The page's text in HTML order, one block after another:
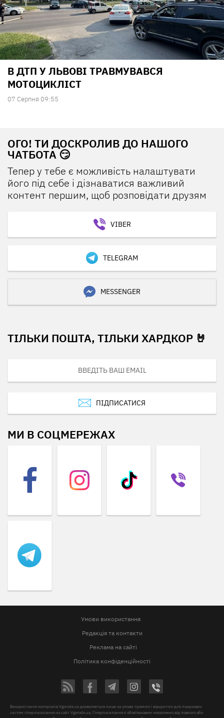
В ДТП У ЛЬВОВІ ТРАВМУВАВСЯ
МОТОЦИКЛІСТ
07 Серпня 09:55
ОГО! ТИ ДОСКРОЛИВ ДО НАШОГО
ЧАТБОТА 😏
Тепер у тебе є можливість налаштувати
його під себе і дізнаватися важливий
контент першим, щоб розповідати друзям
VIBER
TELEGRAM
MESSENGER
ТІЛЬКИ ПОШТА, ТІЛЬКИ ХАРДКОР 🤘
ПІДПИСАТИСЯ
МИ В СОЦМЕРЕЖАХ
Умови використання
Редакція та контакти
Реклама на сайті
Політика конфіденційності
Використання матеріалів Vgorode.ua дозволяється лише за умови прямого і відкритого для пошукових
систем гіперпосилання на сайт Vgorode.ua. Гіперпосилання є обов'язковим незалежно від повного або